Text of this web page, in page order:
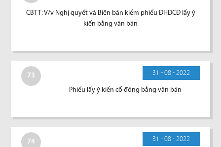
CBTT: V/v Nghị quyết và Biên bản kiểm phiếu ĐHĐCĐ lấy ý
kiến bằng văn bản
73 31 - 08 - 2022
Phiếu lấy ý kiến cổ đông bằng văn bản
74 31 - 08 - 2022